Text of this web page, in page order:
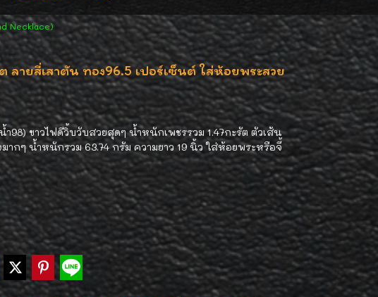
Necklace)
ลายสี่เสาตัน ทอง96.5 เปอร์เซ็นต์ ใส่ห้อยพระสวย
ำ98) ขาวไฟดีวิ้บวับสวยสุดๆ น้ำหนักเพชรรวม 1.47กะรัต ตัวเส้น
ากๆ น้ำหนักรวม 63.74 กรัม ความยาว 19 นิ้ว ใส่ห้อยพระหรือจี้